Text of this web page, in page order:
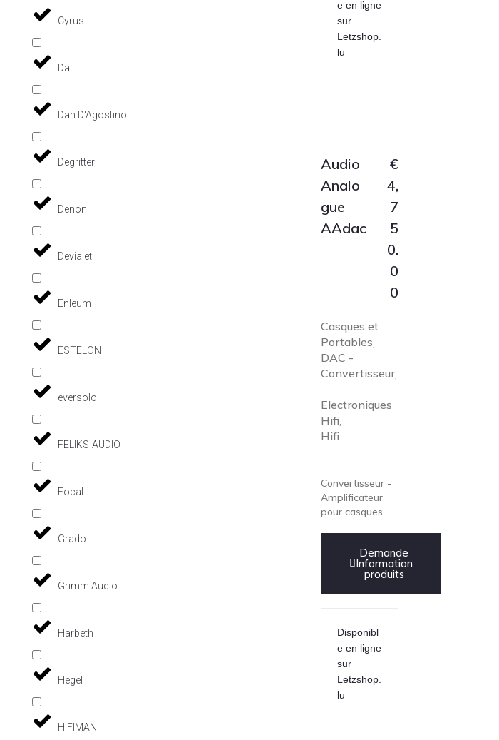
Cyrus
Dali
Dan D'Agostino
Degritter
Denon
Devialet
Enleum
ESTELON
eversolo
FELIKS-AUDIO
Focal
Grado
Grimm Audio
Harbeth
Hegel
HIFIMAN
e en ligne
sur
Letzshop.
lu
Audio
Analo
gue
AAdac
€
4,
7
5
0.
0
0
Casques et
Portables
DAC -
Convertisseur,
Electroniques
Hifi
Hifi
Convertisseur -
Amplificateur
pour casques
Demande
Information
produits
Disponibl
e en ligne
sur
Letzshop.
lu